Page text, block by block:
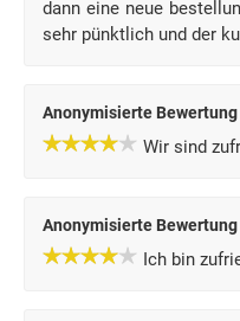
dann eine neue
sehr pünktlich und der
Anonymisierte Bewertung
Wir sind
Anonymisierte Bewertung
Ich bin